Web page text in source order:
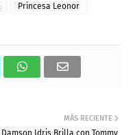
Princesa Leonor
MÁS RECIENTE
Damson Idris Brilla con Tommy